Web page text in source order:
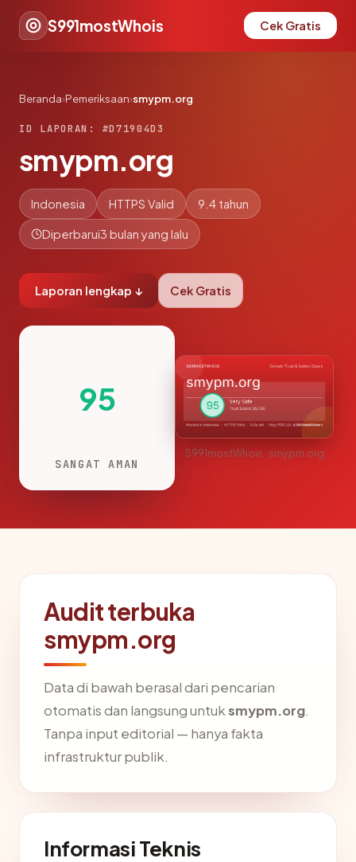
S991mostWhois Cek Gratis
Beranda›Pemeriksaan›smypm.org
ID LAPORAN: #D71904D3
smypm.org
Indonesia HTTPS Valid 9.4 tahun
Diperbarui3 bulan yang lalu
Laporan lengkap ↓ Cek Gratis
95
SANGAT AMAN
S991mostWhois · smypm.org
Audit terbuka
smypm.org
Data di bawah berasal dari pencarian
otomatis dan langsung untuksmypm.org.
Tanpa input editorial — hanya fakta
infrastruktur publik.
Informasi Teknis